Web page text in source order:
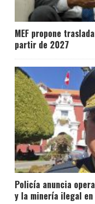
MEF propone
partir de 2027
Policía anuncia
y la minería ilegal